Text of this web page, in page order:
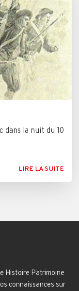
dans la nuit du 10
LIRE LA SUITE
Histoire Patrimoine
connaissances sur